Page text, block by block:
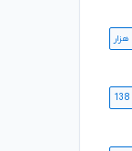
138